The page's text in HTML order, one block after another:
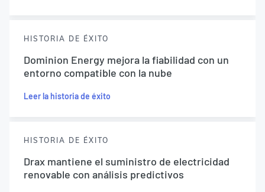
HISTORIA DE ÉXITO
Dominion Energy mejora la fiabilidad con un
entorno compatible con la nube
Leer la historia de éxito
HISTORIA DE ÉXITO
Drax mantiene el suministro de electricidad
renovable con análisis predictivos